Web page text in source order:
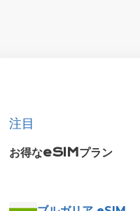
注目
お得なeSIMプラン